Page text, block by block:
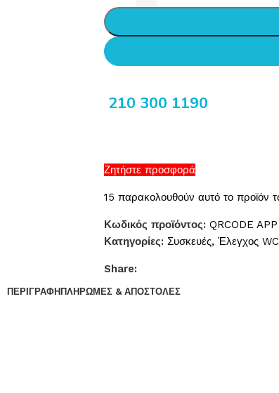
210 300 1190
Ζητήστε προσφορά
15 παρακολουθούν αυτό το προϊόν
Κωδικός προϊόντος: QRCODE APP
Κατηγορίες: Συσκευές, Έλεγχος
Share:
ΠΕΡΙΓΡΑΦΉ ΠΛΗΡΩΜΈΣ & ΑΠΟΣΤΟΛΈΣ